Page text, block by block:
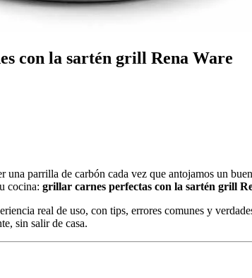
con la sartén grill Rena Ware
una parrilla de carbón cada vez que antojamos un
cocina: grillar carnes perfectas con la sartén grill
real de uso, con tips, errores comunes y
sin salir de casa.